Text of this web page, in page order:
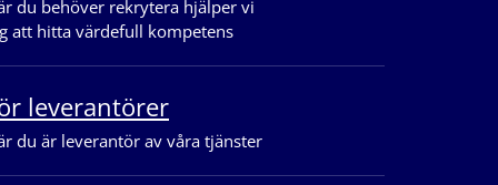
du behöver rekrytera hjälper vi
att hitta värdefull kompetens
leverantörer
du är leverantör av våra tjänster